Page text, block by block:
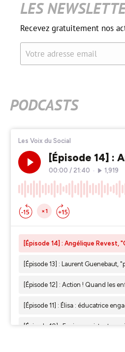
LES
Recevez gratuitement nos
Votre adresse email
PODCASTS